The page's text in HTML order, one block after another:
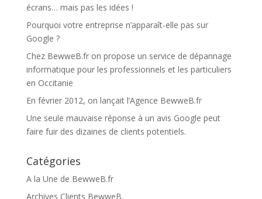
écrans… mais pas les idées !
Pourquoi votre entreprise n’apparaît-elle pas sur
Google ?
Chez BewweB.fr on propose un service de dépannage
informatique pour les professionnels et les particuliers
en Occitanie
En février 2012, on lançait l’Agence BewweB.fr
Une seule mauvaise réponse à un avis Google peut
faire fuir des dizaines de clients potentiels.
Catégories
A la Une de BewweB.fr
Archives Clients BewweB